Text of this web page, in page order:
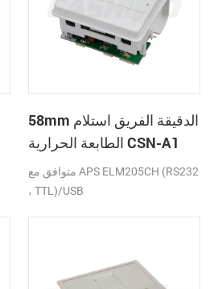
58mm الدقيقة الفريق استلام
الطابعة الحرارية CSN-A1
متوافق مع APS ELM205CH (RS232
، TTL)/USB